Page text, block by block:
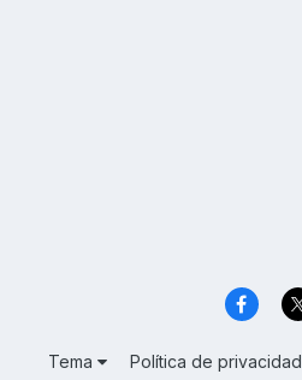
Tema Política de privacidad